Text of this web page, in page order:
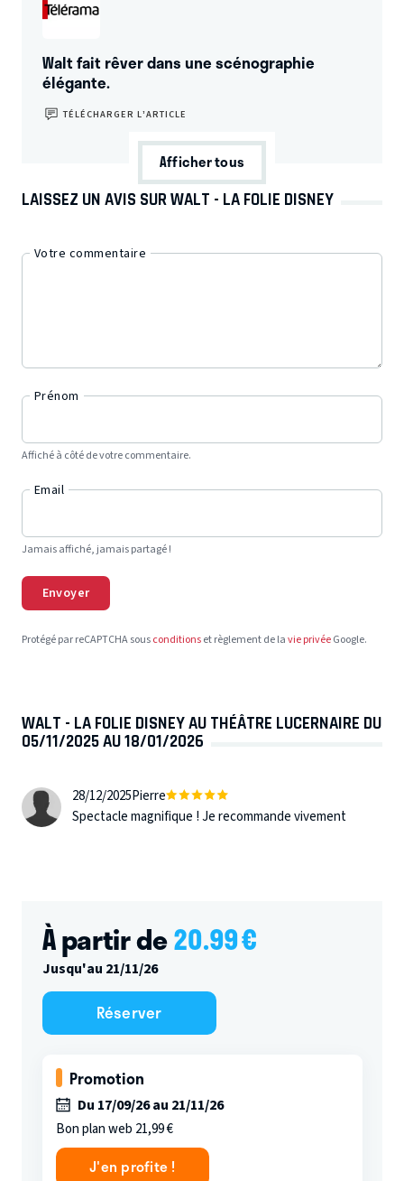
Walt fait rêver dans une scénographie
élégante.
TÉLÉCHARGER L’ARTICLE
Afficher tous
LAISSEZ UN AVIS SUR WALT - LA FOLIE DISNEY
Votre commentaire
Prénom
Affiché à côté de votre commentaire.
Email
Jamais affiché, jamais partagé !
Envoyer
Protégé par reCAPTCHA sousconditionset règlement de lavie privéeGoogle.
WALT - LA FOLIE DISNEY AU THÉÂTRE LUCERNAIRE DU
05/11/2025 AU 18/01/2026
28/12/2025Pierre
Spectacle magnifique ! Je recommande vivement
À partir de20.99€
Jusqu'au 21/11/26
Réserver
Promotion
Du 17/09/26 au 21/11/26
Bon plan web 21,99 €
J'en profite !